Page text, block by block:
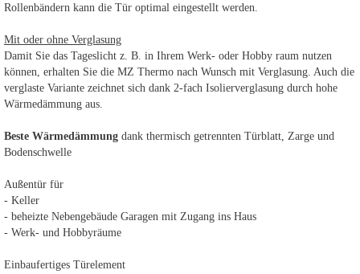
Rollenbändern kann die Tür optimal eingestellt werden.
Mit oder ohne Verglasung
Damit Sie das Tageslicht z. B. in Ihrem Werk- oder Hobby raum nutzen
können, erhalten Sie die MZ Thermo nach Wunsch mit Verglasung. Auch die
verglaste Variante zeichnet sich dank 2-fach Isolierverglasung durch hohe
Wärmedämmung aus.
Beste Wärmedämmung dank thermisch getrennten Türblatt, Zarge und
Bodenschwelle
Außentür für
- Keller
- beheizte Nebengebäude Garagen mit Zugang ins Haus
- Werk- und Hobbyräume
Einbaufertiges Türelement